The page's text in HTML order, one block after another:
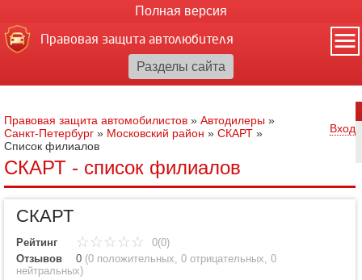
Полная версия
Правовая защита автолюбителя
Правовая защита автомобилистов » Автодилеры »
Санкт-Петербург » Московский район » СКАРТ »
Cписок филиалов
Вход
СКАРТ - список филиалов
СКАРТ
Рейтинг
0(0)
Отзывов
0 (0 положительных, 0 отрицательных, 0
нейтральных)